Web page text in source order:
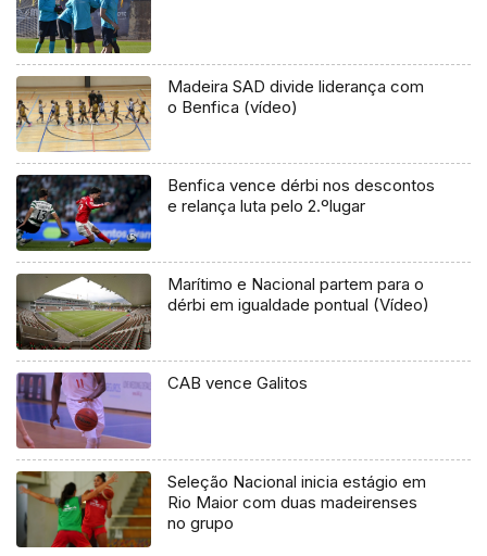
Madeira SAD divide liderança com
o Benfica (vídeo)
Benfica vence dérbi nos descontos
e relança luta pelo 2.ºlugar
Marítimo e Nacional partem para o
dérbi em igualdade pontual (Vídeo)
CAB vence Galitos
Seleção Nacional inicia estágio em
Rio Maior com duas madeirenses
no grupo